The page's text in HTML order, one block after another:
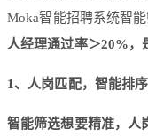
Moka智能招聘系统智
人经理通过率＞20%，
1、人岗匹配，智能排
智能筛选想要精准，人